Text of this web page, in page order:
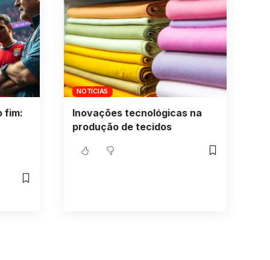
fim:
NOTÍCIAS
Inovações tecnológicas na
produção de tecidos